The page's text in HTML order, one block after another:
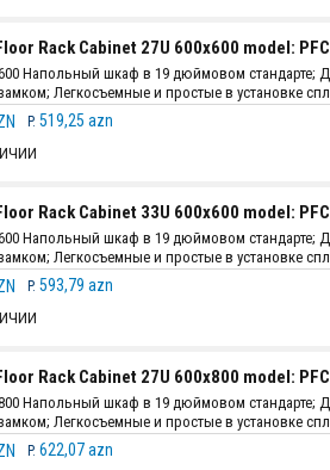
Rack Cabinet 27U 600x600 model:
Напольный шкаф в 19 дюймовом стандарте;
замком; Легкосъемные и простые в установке
Толщина стали: монтажный профиль - 2 мм,
2 вентилятора + 1 полка + 4 ролика;
P. 519,25 azn
Rack Cabinet 33U 600x600 model:
Напольный шкаф в 19 дюймовом стандарте;
замком; Легкосъемные и простые в установке
Толщина стали: монтажный профиль - 2 мм,
2 вентилятора + 2 полка + 4 ролика;
P. 593,79 azn
Rack Cabinet 27U 600x800 model:
Напольный шкаф в 19 дюймовом стандарте;
замком; Легкосъемные и простые в установке
Толщина стали: монтажный профиль - 2 мм,
4 вентилятора + 1 полка + 4 ролика;
P. 622,07 azn